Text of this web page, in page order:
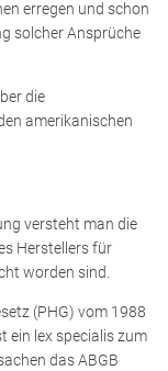
erregen und schon
solcher Ansprüche
die
amerikanischen
versteht man die
Herstellers für
worden sind.
(PHG) vom 1988
ein lex specialis zum
das ABGB